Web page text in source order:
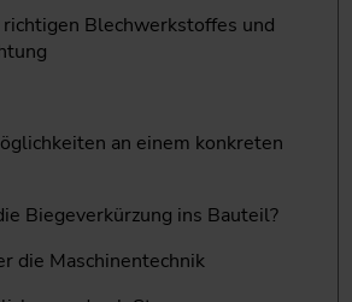
Blechwerkstoffes und
an einem konkreten
Biegeverkürzung ins Bauteil?
die Maschinentechnik